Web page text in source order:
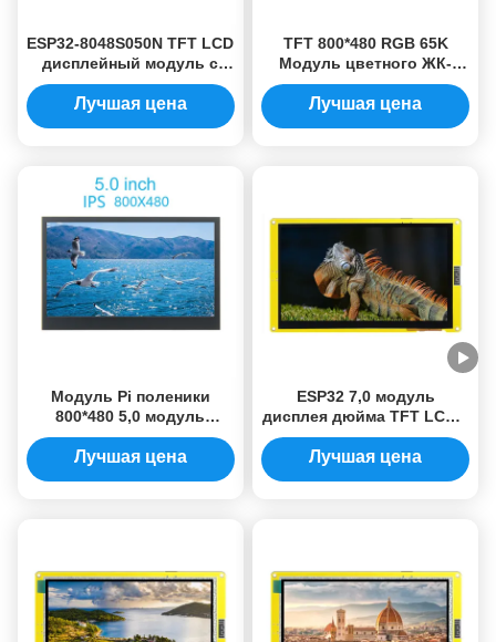
ESP32-8048S050N TFT LCD
дисплейный модуль с
разрешением 800x480 и
цветами RGB 65K
Лучшая цена
TFT 800*480 RGB 65K
Модуль цветного ЖК-
дисплея ESP32-8048S050N
108.00*64.80 Эффективная
Лучшая цена
Модуль Pi поленики
800*480 5,0 модуль
дисплея Lcd касания IPS
TFT DSI дюйма Multi
Лучшая цена
ESP32 7,0 модуль
дисплея дюйма TFT LCD с
емкостной поддержкой
касания для WiFi и
Лучшая цена